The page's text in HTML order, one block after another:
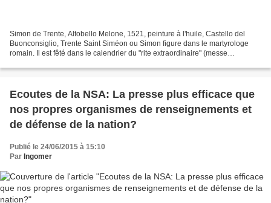
Simon de Trente, Altobello Melone, 1521, peinture à l'huile, Castello del
Buonconsiglio, Trente Saint Siméon ou Simon figure dans le martyrologe
romain. Il est fêté dans le calendrier du "rite extraordinaire" (messe
Ecoutes de la NSA: La presse plus efficace que
nos propres organismes de renseignements et
de défense de la nation?
Publié le 24/06/2015 à 15:10
Par Ingomer